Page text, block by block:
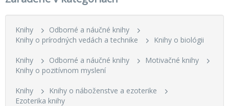
Knihy
Odborné a náučné knihy
Knihy o prírodných vedách a technike
Knihy o biológii
Knihy Odborné a náučné knihy
Motivačné knihy
Knihy o pozitívnom myslení
Knihy
Knihy o náboženstve a ezoterike
Ezoterika knihy